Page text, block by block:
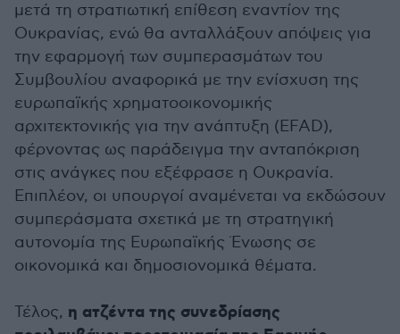
μετά τη στρατιωτική επίθεση εναντίον της
Ουκρανίας, ενώ θα ανταλλάξουν απόψεις για
την εφαρμογή των συμπερασμάτων του
Συμβουλίου αναφορικά με την ενίσχυση της
ευρωπαϊκής χρηματοοικονομικής
αρχιτεκτονικής για την ανάπτυξη (EFAD),
φέρνοντας ως παράδειγμα την ανταπόκριση
στις ανάγκες που εξέφρασε η Ουκρανία.
Επιπλέον, οι υπουργοί αναμένεται να εκδώσουν
συμπεράσματα σχετικά με τη στρατηγική
αυτονομία της Ευρωπαϊκής Ένωσης σε
οικονομικά και δημοσιονομικά θέματα.
Τέλος, η ατζέντα της συνεδρίασης